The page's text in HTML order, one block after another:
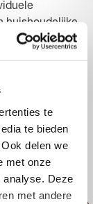
te
te bieden
delen we
met onze
analyse. Deze
met andere
huishoudelijke
helpen bij
in jouw